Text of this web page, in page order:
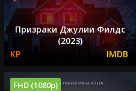
Призраки Джулии Филдс
(2023)
FHD (1080p)